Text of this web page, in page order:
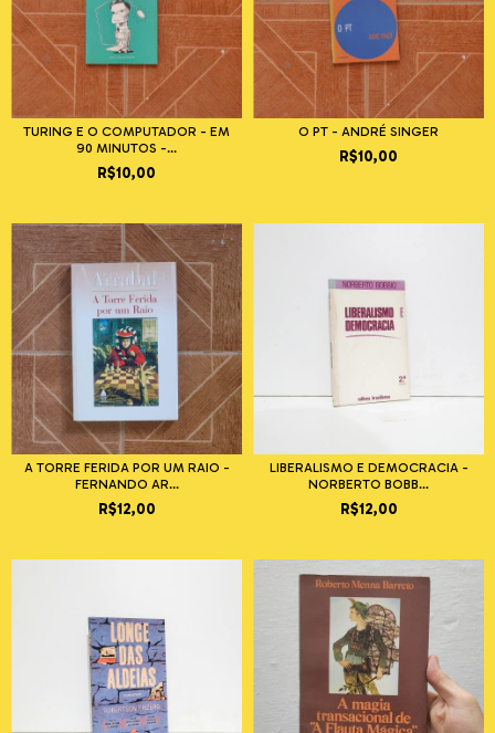
TURING E O COMPUTADOR - EM
90 MINUTOS -...
R$10,00
O PT - ANDRÉ SINGER
R$10,00
A TORRE FERIDA POR UM RAIO -
FERNANDO AR...
R$12,00
LIBERALISMO E DEMOCRACIA -
NORBERTO BOBB...
R$12,00